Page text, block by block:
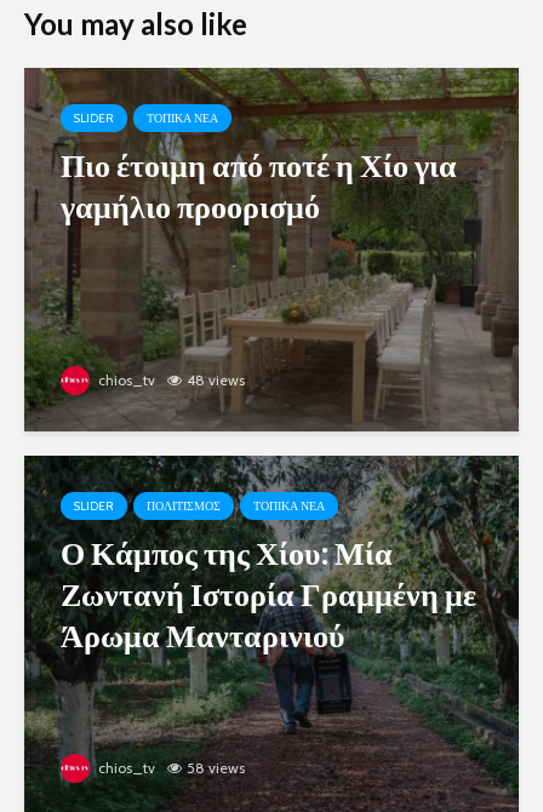
You may also like
SLIDER ΤΟΠΙΚΑ ΝΕΑ
Πιο έτοιμη από ποτέ η Χίο για
γαμήλιο προορισμό
chios_tv 48 views
SLIDER ΠΟΛΙΤΙΣΜΟΣ ΤΟΠΙΚΑ ΝΕΑ
Ο Κάμπος της Χίου: Μία
Ζωντανή Ιστορία Γραμμένη με
Άρωμα Μανταρινιού
chios_tv 58 views